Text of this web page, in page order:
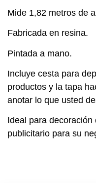
Mide 1,82 metros de
Fabricada en resina.
Pintada a mano.
Incluye cesta para
productos y la tapa
anotar lo que usted
Ideal para
publicitario para su